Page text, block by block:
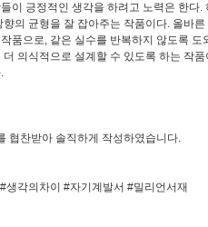
이 긍정적인 생각을 하려고 노력은 한다.
의 균형을 잘 잡아주는 작품이다. 올바
품으로, 같은 실수를 반복하지 않도록 도
의식적으로 설계할 수 있도록 하는 작
협찬받아 솔직하게 작성하였습니다.
각의차이 #자기계발서 #밀리언서재